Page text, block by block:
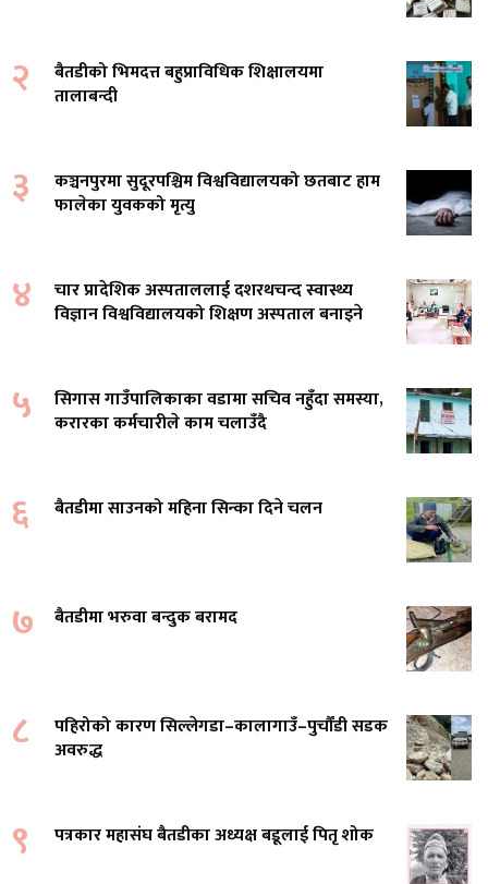
२
बैतडीको भिमदत्त बहुप्राविधिक शिक्षालयमा
तालाबन्दी
३
कञ्चनपुरमा सुदूरपश्चिम विश्वविद्यालयको छतबाट हाम
फालेका युवकको मृत्यु
४
चार प्रादेशिक अस्पताललाई दशरथचन्द स्वास्थ्य
विज्ञान विश्वविद्यालयको शिक्षण अस्पताल बनाइने
५
सिगास गाउँपालिकाका वडामा सचिव नहुँदा समस्या,
करारका कर्मचारीले काम चलाउँदै
६ बैतडीमा साउनको महिना सिन्का दिने चलन
७ बैतडीमा भरुवा बन्दुक बरामद
८
पहिरोको कारण सिल्लेगडा–कालागाउँ–पुर्चौंडी सडक
अवरुद्ध
९ पत्रकार महासंघ बैतडीका अध्यक्ष बडूलाई पितृ शोक